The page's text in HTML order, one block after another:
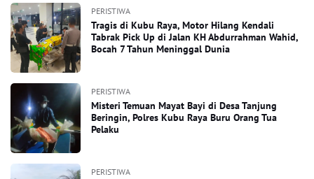
PERISTIWA
Tragis di Kubu Raya, Motor Hilang Kendali
Tabrak Pick Up di Jalan KH Abdurrahman Wahid,
Bocah 7 Tahun Meninggal Dunia
PERISTIWA
Misteri Temuan Mayat Bayi di Desa Tanjung
Beringin, Polres Kubu Raya Buru Orang Tua
Pelaku
PERISTIWA